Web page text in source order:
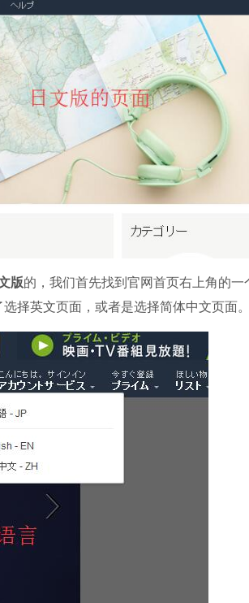
版的，我们首先找到官网首页右上角的一
择英文页面，或者是选择简体中文页面。